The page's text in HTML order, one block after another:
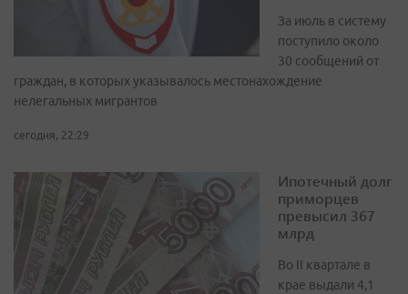
За июль в систему
поступило около
30 сообщений от
граждан, в которых указывалось местонахождение
нелегальных мигрантов
сегодня, 22:29
Ипотечный долг
приморцев
превысил 367
млрд
Во II квартале в
крае выдали 4,1